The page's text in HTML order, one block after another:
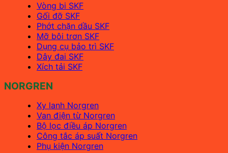
Vòng bi SKF
Gối đỡ SKF
Phớt chặn dầu SKF
Mỡ bôi trơn SKF
Dụng cụ bảo trì SKF
Dây đai SKF
Xích tải SKF
NORGREN
Xy lanh Norgren
Van điện từ Norgren
Bộ lọc điều áp Norgren
Công tắc áp suất Norgren
Phụ kiện Norgren